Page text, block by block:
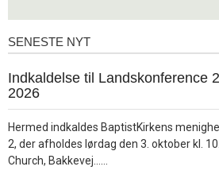
Seneste
SENESTE NYT
1.
jul.
Indkaldelse til Landskonference
2026
Hermed indkaldes BaptistKirkens
2, der afholdes lørdag den 3. oktober kl.
Church, Bakkevej……